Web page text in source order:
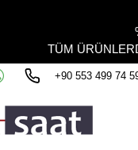
TÜM
+90 553 499 74